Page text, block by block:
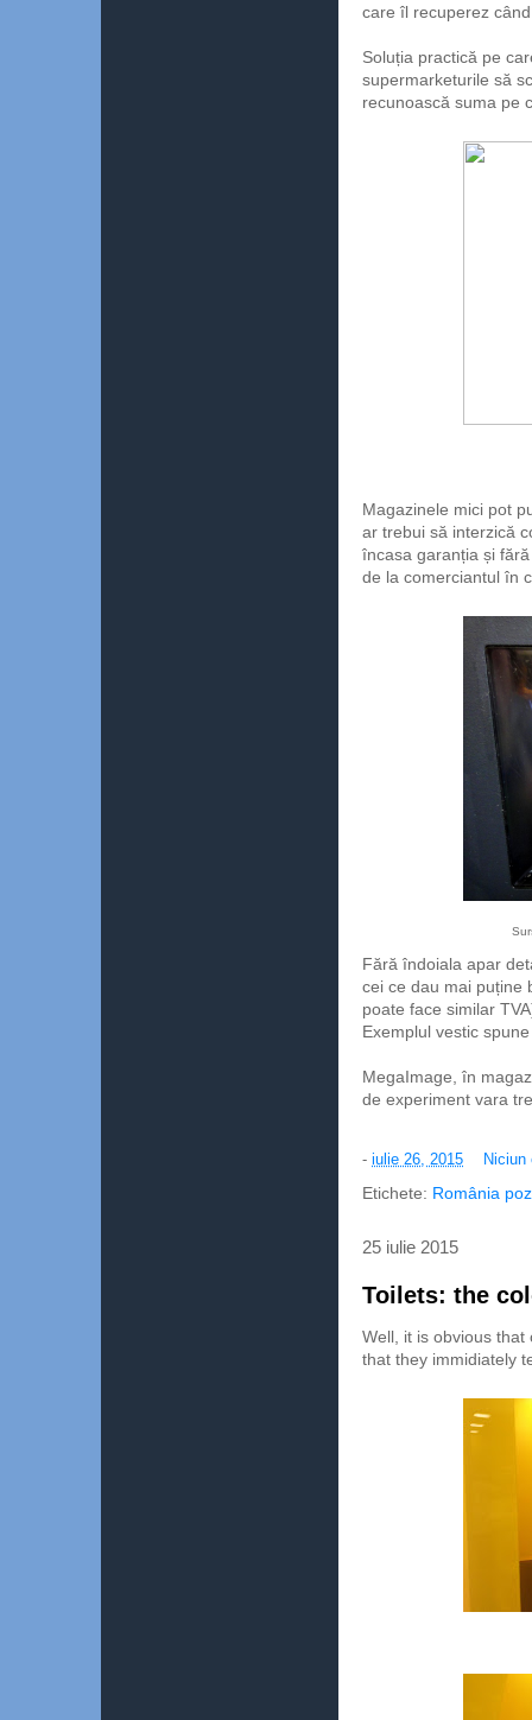
care îl recuperez
Soluția practică pe
supermarketurile să
recunoască suma pe
Magazinele mici pot
ar trebui să interzică
încasa garanția și
de la comerciantul în
Fără îndoiala apar
cei ce dau mai puține
poate face similar
Exemplul vestic
MegaImage, în
de experiment vara
- iulie 26, 2015
Etichete: România
25 iulie 2015
Toilets: the
Well, it is obvious
that they immidiately